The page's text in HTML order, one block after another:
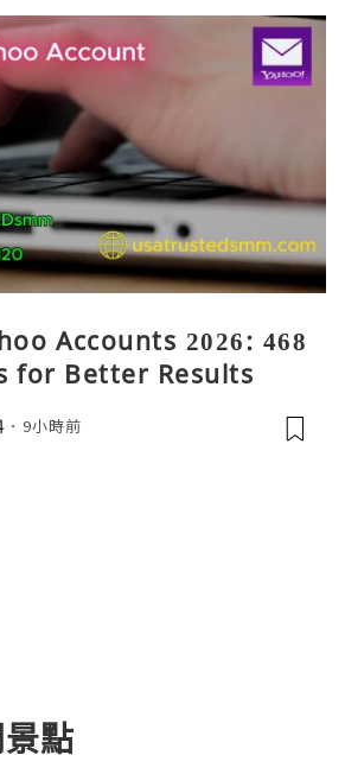
Accounts 2026: 468
for Better Results
9小時前
點